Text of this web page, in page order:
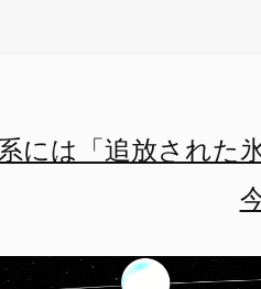
には「追放された